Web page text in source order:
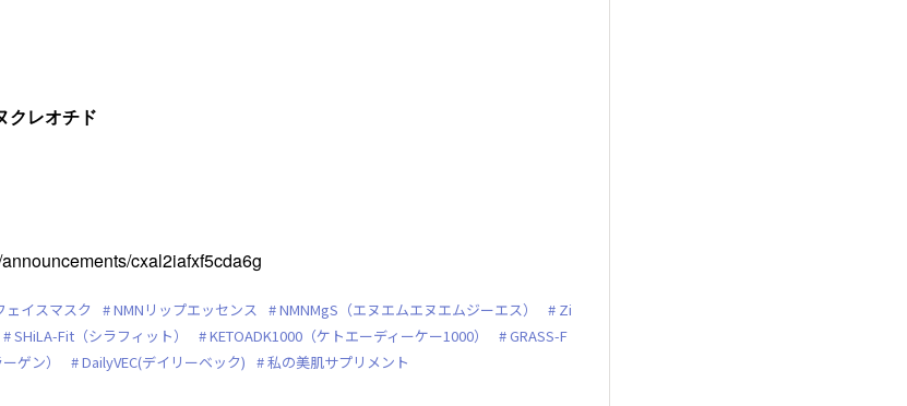
クレオチド
cxal2iafxf5cda6g
ェイスマスク NMNリップエッセンス NMNMgS（エヌエムエヌエムジーエス）
Zi
SHiLA-Fit（シラフィット） KETOADK1000（ケトエーディーケー1000）
GRASS-F
ゲン）
DailyVEC(デイリーベック) 私の美肌サプリメント